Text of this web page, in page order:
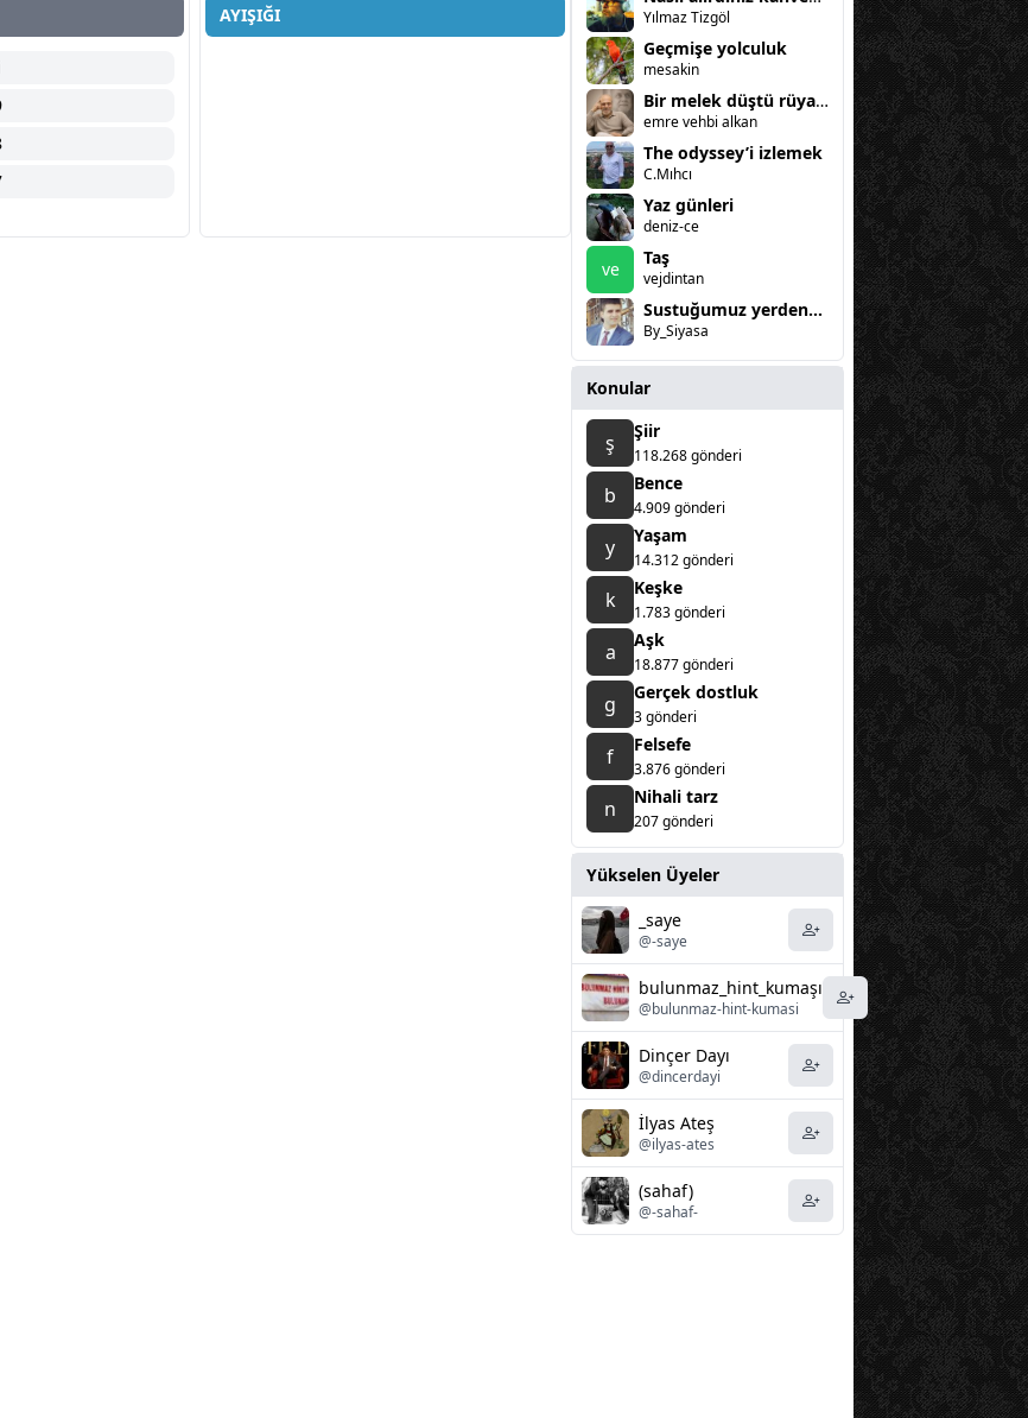
AYIŞIĞI Yılmaz Tizgöl
Geçmişe yolculuk
mesakin
Bir melek düştü rüyama
emre vehbi alkan
The odyssey’i izlemek
C.Mıhcı
Yaz günleri
deniz-ce
ve
Taş
vejdintan
Sustuğumuz yerden...
By_Siyasa
Konular
ş Şiir
118.268 gönderi
b Bence
4.909 gönderi
y Yaşam
14.312 gönderi
k Keşke
1.783 gönderi
a Aşk
18.877 gönderi
g Gerçek dostluk
3 gönderi
f Felsefe
3.876 gönderi
n Nihali tarz
207 gönderi
Yükselen Üyeler
_saye
@-saye
bulunmaz_hint_kumaşı
@bulunmaz-hint-kumasi
Dinçer Dayı
@dincerdayi
İlyas Ateş
@ilyas-ates
(sahaf)
@-sahaf-